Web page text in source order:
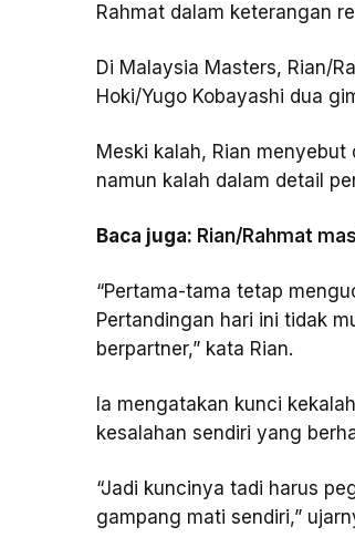
Rahmat dalam keterangan
Di Malaysia Masters, Rian/
Hoki/Yugo Kobayashi dua
Meski kalah, Rian
namun kalah dalam detail
Baca juga: Rian/Rahmat
“Pertama-tama tetap
Pertandingan hari ini tidak
berpartner,” kata Rian.
Ia mengatakan kunci
kesalahan sendiri yang
“Jadi kuncinya tadi harus
gampang mati sendiri,”